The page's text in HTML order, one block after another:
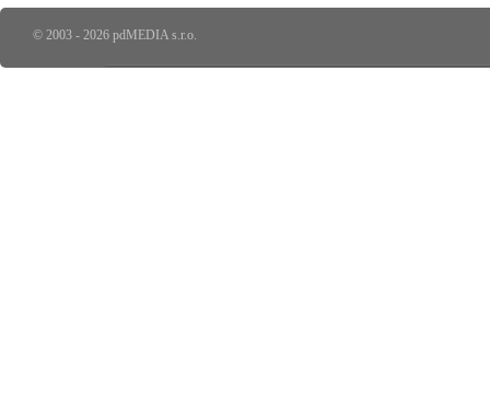
© 2003 - 2026 pdMEDIA s.r.o.